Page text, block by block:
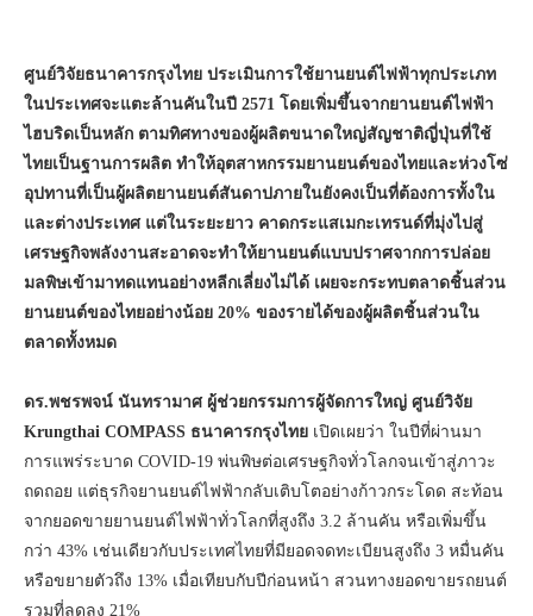
ศูนย์วิจัยธนาคารกรุงไทย ประเมินการใช้ยานยนต์ไฟฟ้าทุกประเภท
ในประเทศจะแตะล้านคันในปี 2571 โดยเพิ่มขึ้นจากยานยนต์ไฟฟ้า
ไฮบริดเป็นหลัก ตามทิศทางของผู้ผลิตขนาดใหญ่สัญชาติญี่ปุ่นที่ใช้
ไทยเป็นฐานการผลิต ทำให้อุตสาหกรรมยานยนต์ของไทยและห่วงโซ่
อุปทานที่เป็นผู้ผลิตยานยนต์สันดาปภายในยังคงเป็นที่ต้องการทั้งใน
และต่างประเทศ แต่ในระยะยาว คาดกระแสเมกะเทรนด์ที่มุ่งไปสู่
เศรษฐกิจพลังงานสะอาดจะทำให้ยานยนต์แบบปราศจากการปล่อย
มลพิษเข้ามาทดแทนอย่างหลีกเลี่ยงไม่ได้ เผยจะกระทบตลาดชิ้นส่วน
ยานยนต์ของไทยอย่างน้อย 20% ของรายได้ของผู้ผลิตชิ้นส่วนใน
ตลาดทั้งหมด
ดร.พชรพจน์ นันทรามาศ ผู้ช่วยกรรมการผู้จัดการใหญ่ ศูนย์วิจัย
Krungthai COMPASS ธนาคารกรุงไทย เปิดเผยว่า ในปีที่ผ่านมา
การแพร่ระบาด COVID-19 พ่นพิษต่อเศรษฐกิจทั่วโลกจนเข้าสู่ภาวะ
ถดถอย แต่ธุรกิจยานยนต์ไฟฟ้ากลับเติบโตอย่างก้าวกระโดด สะท้อน
จากยอดขายยานยนต์ไฟฟ้าทั่วโลกที่สูงถึง 3.2 ล้านคัน หรือเพิ่มขึ้น
กว่า 43% เช่นเดียวกับประเทศไทยที่มียอดจดทะเบียนสูงถึง 3 หมื่นคัน
หรือขยายตัวถึง 13% เมื่อเทียบกับปีก่อนหน้า สวนทางยอดขายรถยนต์
รวมที่ลดลง 21%